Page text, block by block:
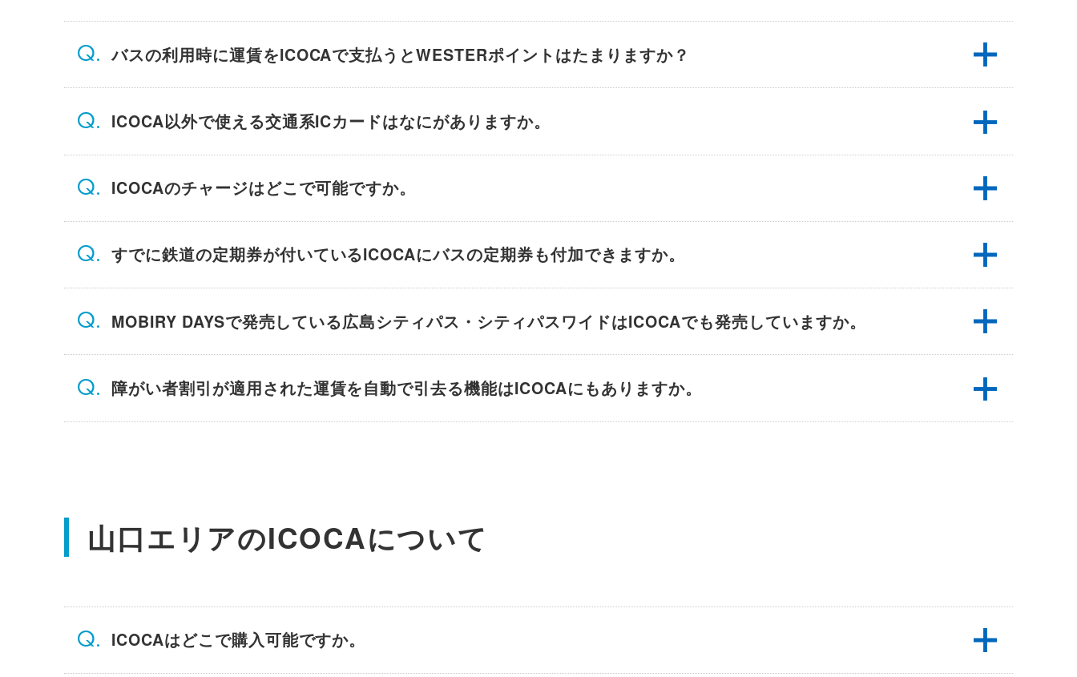
バスの利用時に運賃をICOCAで支払うとWESTERポイントはたまりますか？
ICOCA以外で使える交通系ICカードはなにがありますか。
ICOCAのチャージはどこで可能ですか。
すでに鉄道の定期券が付いているICOCAにバスの定期券も付加できますか。
MOBIRY DAYSで発売している広島シティパス・シティパスワイドはICOCAでも発売していますか。
障がい者割引が適用された運賃を自動で引去る機能はICOCAにもありますか。
山口エリアのICOCAについて
ICOCAはどこで購入可能ですか。